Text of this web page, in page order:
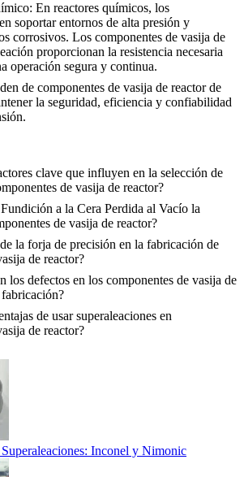
: En reactores químicos, los
soportar entornos de alta presión y
corrosivos. Los componentes de vasija de
proporcionan la resistencia necesaria
operación segura y continua.
de componentes de vasija de reactor de
la seguridad, eficiencia y confiabilidad
clave que influyen en la selección de
de vasija de reactor?
a la Cera Perdida al Vacío la
de vasija de reactor?
la forja de precisión en la fabricación de
de reactor?
los defectos en los componentes de vasija de
de usar superaleaciones en
de reactor?
Inconel y Nimonic